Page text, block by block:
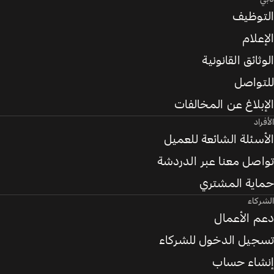
التوظيف
الإعلام
الوثائق القانونية
للتواصل
الإبلاغ عن المخالفات
الأفراد
الأسئلة الشائعة للعميل
تواصل معنا عبر الدردشة
حماية المشتري
الشركاء
دعم الأعمال
تسجيل الدخول للشركاء
إنشاء حساب